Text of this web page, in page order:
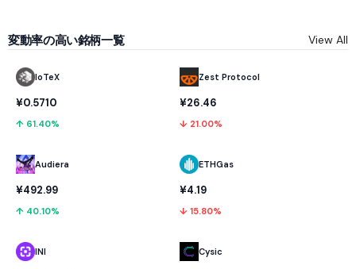
変動率の高い銘柄一覧 View All
IoTeX
¥0.5710
↑ 61.40%
Audiera
¥492.99
↑ 40.10%
INI
Zest Protocol
¥26.46
↓ 21.00%
ETHGas
¥4.19
↓ 15.80%
Cysic